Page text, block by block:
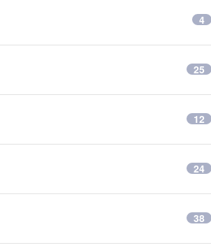
4
25
12
24
38